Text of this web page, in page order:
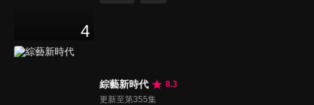
4
綜藝新時代
8.3
更新至第355集